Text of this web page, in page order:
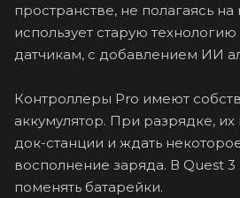
пространстве, не полагаясь
использует старую
датчикам, с добавлением ИИ
Контроллеры Pro имеют
аккумулятор. При разрядке, их
док-станции и ждать
восполнение заряда. В Quest
поменять батарейки.